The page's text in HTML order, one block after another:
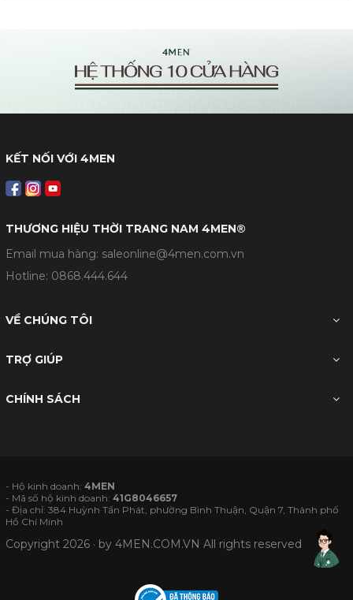
KẾT NỐI VỚI 4MEN
THƯƠNG HIỆU THỜI TRANG NAM 4MEN®
Email mua hàng: saleonline@4men.com.vn
Hotline: 0868.444.644
VỀ CHÚNG TÔI
TRỢ GIÚP
CHÍNH SÁCH
- Hộ kinh doanh:4MEN
- Mã số hộ kinh doanh:41G8046657
- Địa chỉ: 384 Huỳnh Tấn Phát, phường Bình Thuận, Quận 7, Thành phố
Hồ Chí Minh
Copyright 2026 · by4MEN.COM.VN All rights reserved